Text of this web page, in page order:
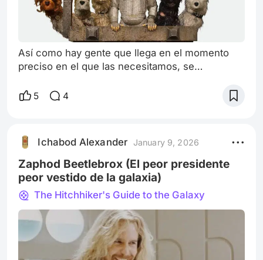
Así como hay gente que llega en el momento
preciso en el que las necesitamos, se
cómics, alguna frase de un personaje famoso y
en los momentos más difíciles de nuestra vida.
Como 500 days of Summer y Eternal Sunshine
of the Spotless Mind, son las definitivas para
5 4
Ichabod Alexander January 9, 2026
Zaphod Beetlebrox (El peor presidente
peor vestido de la galaxia)
The Hitchhiker's Guide to the Galaxy